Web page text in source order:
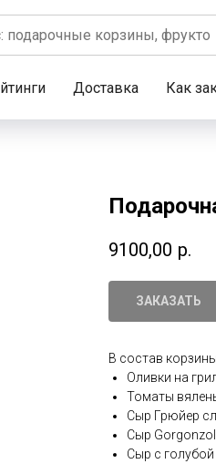
Доставка Как
9100,00 р.
ЗАКАЗАТЬ
В состав
Оливки на
Томаты
Сыр Грюйер
Сыр
Сыр с